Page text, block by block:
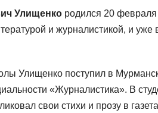
Улищенко родился 20
и журналистикой, и
Улищенко поступил в
«Журналистика». В
свои стихи и прозу в